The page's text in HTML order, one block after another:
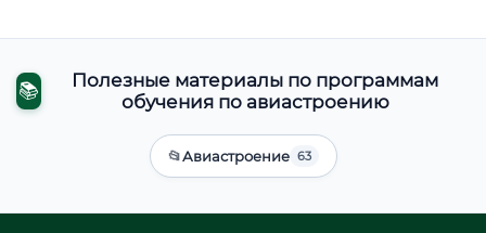
📚
Полезные материалы по программам
обучения по авиастроению
📂Авиастроение 63